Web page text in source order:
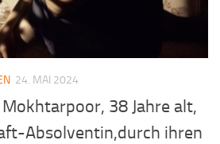
24. MAI 2024
38 Jahre alt,
Absolventin,durch ihren